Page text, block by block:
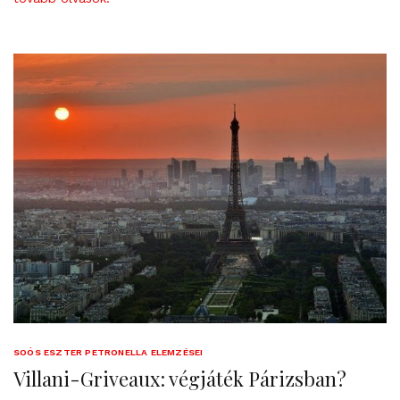
SOÓS ESZTER PETRONELLA ELEMZÉSEI
Villani-Griveaux: végjáték Párizsban?